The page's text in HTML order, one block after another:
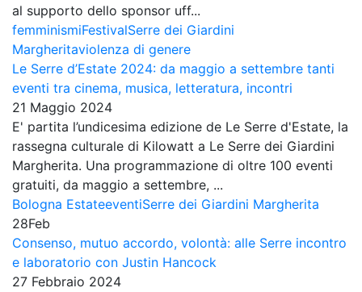
al supporto dello sponsor uff...
femminismiFestivalSerre dei Giardini
Margheritaviolenza di genere
Le Serre d’Estate 2024: da maggio a settembre tanti
eventi tra cinema, musica, letteratura, incontri
21 Maggio 2024
E' partita l’undicesima edizione de Le Serre d'Estate, la
rassegna culturale di Kilowatt a Le Serre dei Giardini
Margherita. Una programmazione di oltre 100 eventi
gratuiti, da maggio a settembre, ...
Bologna EstateeventiSerre dei Giardini Margherita
28Feb
Consenso, mutuo accordo, volontà: alle Serre incontro
e laboratorio con Justin Hancock
27 Febbraio 2024